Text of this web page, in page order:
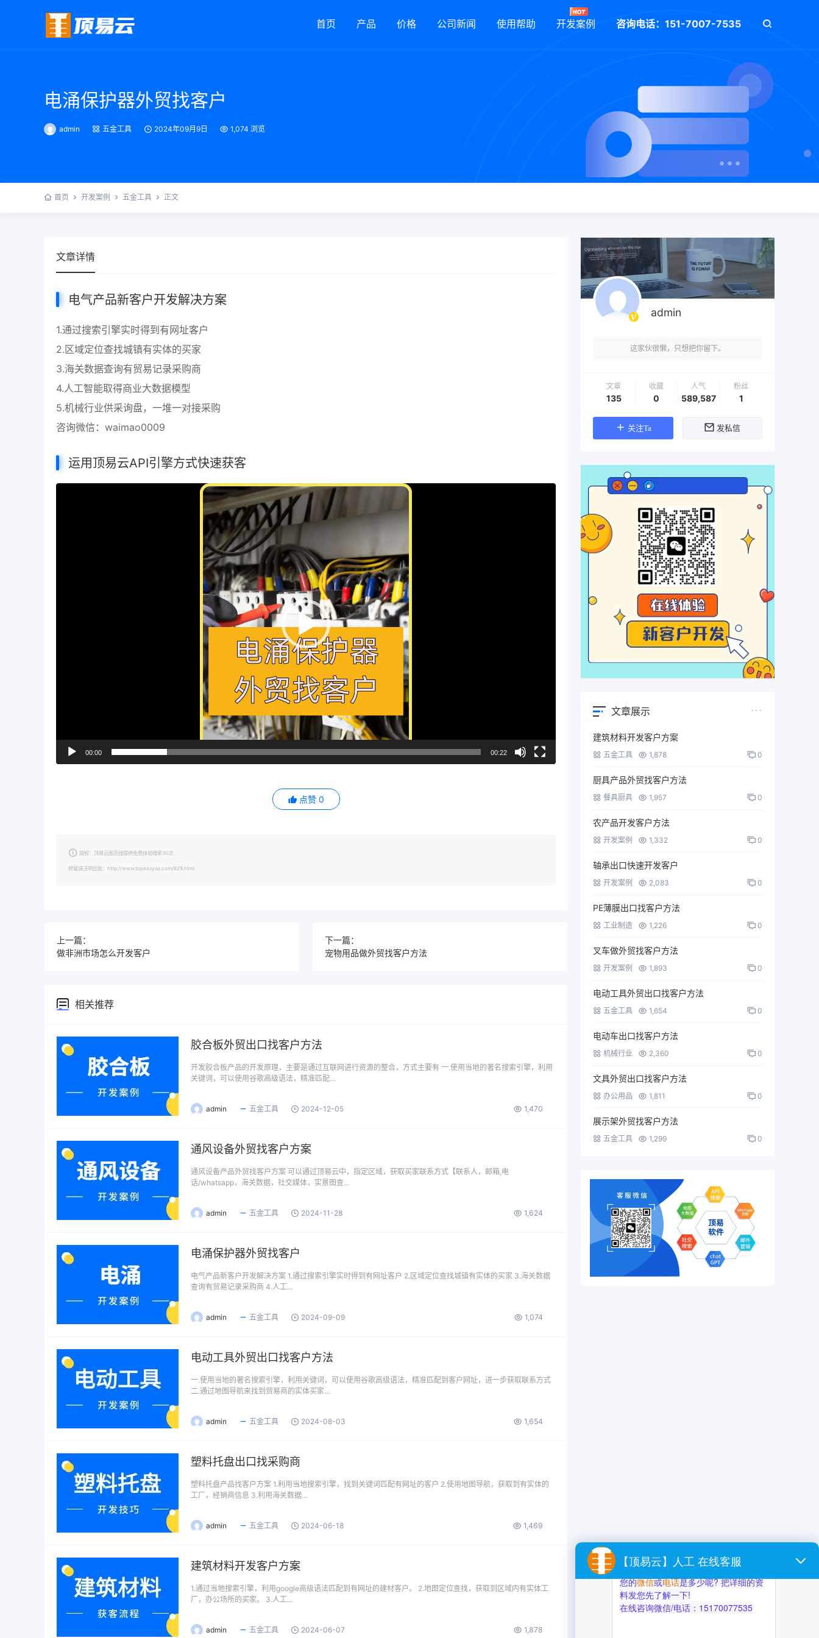
首页 产品 价格 公司新闻 使用帮助 开发案例 咨询电话：151-7007-7535
电涌保护器外贸找客户
admin 五金工具 2024年09月9日 1,074 浏览
首页 开发案例 五金工具 正文
文章详情
电气产品新客户开发解决方案
1.通过搜索引擎实时得到有网址客户
2.区域定位查找城镇有实体的买家
3.海关数据查询有贸易记录采购商
4.人工智能取得商业大数据模型
5.机械行业供采询盘，一堆一对接采购
咨询微信：waimao0009
运用顶易云API引擎方式快速获客
00:00 00:22
点赞 0
版权：顶易云图灵搜提供免费体验搜索30次
转载请注明出处：http://www.topeasyso.com/829.html
上一篇：
做非洲市场怎么开发客户
下一篇：
宠物用品做外贸找客户方法
相关推荐
胶合板外贸出口找客户方法
开发胶合板产品的开发原理，主要是通过互联网进行资源的整合，方式主要有 一.使用当地的著名搜索引擎，利用
关键词，可以使用谷歌高级语法，精准匹配…
admin 五金工具 2024-12-05 1,470
通风设备外贸找客户方案
通风设备产品外贸找客户方案 可以通过顶易云中，指定区域，获取买家联系方式【联系人，邮箱,电
话/whatsapp，海关数据，社交媒体，实景图查…
admin 五金工具 2024-11-28 1,624
电涌保护器外贸找客户
电气产品新客户开发解决方案 1.通过搜索引擎实时得到有网址客户 2.区域定位查找城镇有实体的买家 3.海关数据
查询有贸易记录采购商 4.人工…
admin 五金工具 2024-09-09 1,074
电动工具外贸出口找客户方法
一.使用当地的著名搜索引擎，利用关键词，可以使用谷歌高级语法，精准匹配到客户网址，进一步获取联系方式
二.通过地图导航来找到贸易商的实体买家…
admin 五金工具 2024-08-03 1,654
塑料托盘出口找采购商
塑料托盘产品找客户方案 1.利用当地搜索引擎，找到关键词匹配有网址的客户 2.使用地图导航，获取到有实体的
工厂，经销商信息 3.利用海关数据…
admin 五金工具 2024-06-18 1,469
建筑材料开发客户方案
1.通过当地搜索引擎，利用google高级语法匹配到有网址的建材客户。 2.地图定位查找，获取到区域内有实体工
厂，办公场所的买家。 3.人工…
admin 五金工具 2024-06-07 1,878
admin
这家伙很懒，只想把你留下。
文章
135
收藏
0
人气
589,587
粉丝
1
关注Ta 发私信
文章展示
建筑材料开发客户方案
五金工具 1,878 0
厨具产品外贸找客户方法
餐具厨具 1,957 0
农产品开发客户方法
开发案例 1,332 0
轴承出口快速开发客户
开发案例 2,083 0
PE薄膜出口找客户方法
工业制造 1,226 0
叉车做外贸找客户方法
开发案例 1,893 0
电动工具外贸出口找客户方法
五金工具 1,654 0
电动车出口找客户方法
机械行业 2,360 0
文具外贸出口找客户方法
办公用品 1,811 0
展示架外贸找客户方法
五金工具 1,299 0